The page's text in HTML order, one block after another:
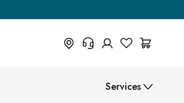
Vous avez une question sur un
Services